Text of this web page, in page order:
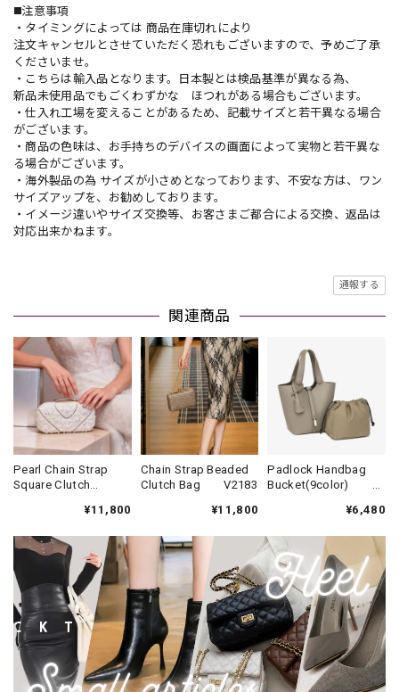
◼️注意事項
・タイミングによっては 商品在庫切れにより
注文キャンセルとさせていただく恐れもございますので、予めご了承
くださいませ。
・こちらは輸入品となります。日本製とは検品基準が異なる為、
新品未使用品でもごくわずかな ほつれがある場合もございます。
・仕入れ工場を変えることがあるため、記載サイズと若干異なる場合
がございます。
・商品の色味は、お手持ちのデバイスの画面によって実物と若干異な
る場合がございます。
・海外製品の為 サイズが小さめとなっております、不安な方は、ワン
サイズアップを、お勧めしております。
・イメージ違いやサイズ交換等、お客さまご都合による交換、返品は
対応出来かねます。
通報する
関連商品
Pearl Chain Strap
Square Clutch
¥11,800
Chain Strap Beaded
Clutch Bag V2183
¥11,800
Padlock Handbag
Bucket(9color)
¥6,480